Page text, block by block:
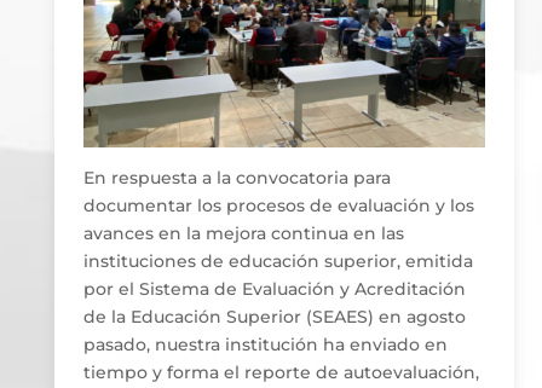
En respuesta a la convocatoria para
documentar los procesos de evaluación y los
avances en la mejora continua en las
instituciones de educación superior, emitida
por el Sistema de Evaluación y Acreditación
de la Educación Superior (SEAES) en agosto
pasado, nuestra institución ha enviado en
tiempo y forma el reporte de autoevaluación,